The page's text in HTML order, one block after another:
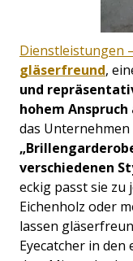
Dienstleistungen
gläserfreund,
und
hohem
das Unternehmen
verschiedenen
eckig passt sie zu
Eichenholz oder
lassen
Eyecatcher in